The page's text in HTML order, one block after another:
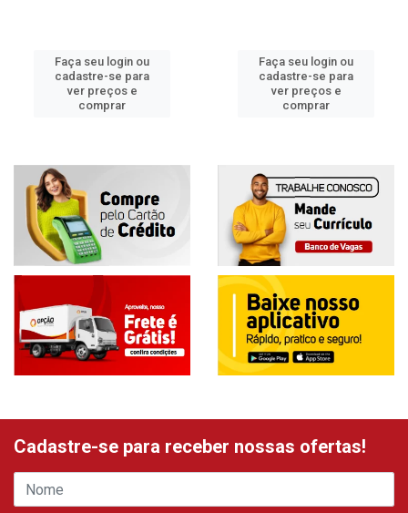
Faça seu login ou
cadastre-se para
ver preços e
comprar
Faça seu login ou
cadastre-se para
ver preços e
comprar
Cadastre-se para receber nossas ofertas!